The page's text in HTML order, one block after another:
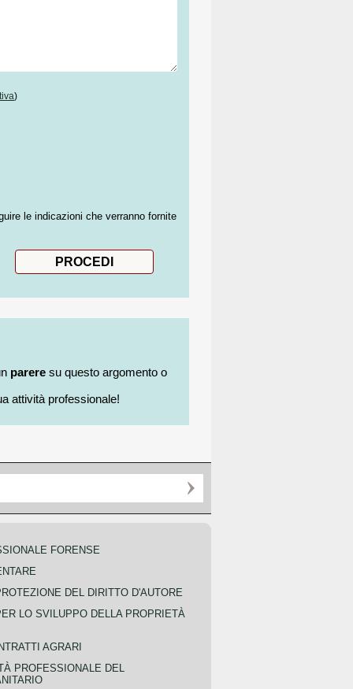
)
le indicazioni che verranno fornite
pareresu questo argomento o
attività professionale!
FORENSE
DEL DIRITTO D'AUTORE
LO SVILUPPO DELLA PROPRIETÀ
AGRARI
PROFESSIONALE DEL